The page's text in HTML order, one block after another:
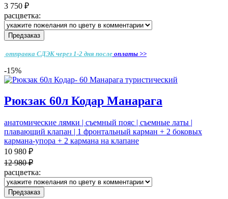
3 750 ₽
расцветка:
Предзаказ
отправка СДЭК через 1-2 дня после оплаты >>
-15%
Рюкзак 60л Кодар Манарага
анатомические лямки | съемный пояс | съемные латы |
плавающий клапан | 1 фронтальный карман + 2 боковых
кармана-упора + 2 кармана на клапане
10 980 ₽
12 980 ₽
расцветка:
Предзаказ